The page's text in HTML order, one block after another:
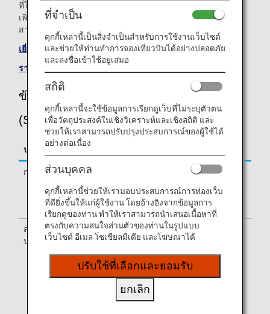
ที่ให้บริการจะบังคับใช้กับเที่ยวบินร่วมด้วย สำหรับรายละเอียด
เพิ่มเติม โปรดสอบถามในขณะทำการจอง หรือติดต่อสอบถาม
สายการบินที่ให้บริการที่เกี่ยวข้องโดยตรง
เยี่ยมชมเว็บไซต์ของ Scandinavian Airlines
.
รายการเที่ยวบินร่วม
ข้อมูลเที่ยวบินของ Scandinavian Airlines
(SK)
บริการ
การเช็คอิน
เช็คอินที่เคาน์เตอร์เช็คอินของ
Scandinavian Airlines (SK) โปรดตรวจ
สอบอาคารผู้โดยสารขาออกซึ่งระบุเอาไว้
บน e-Ticket ของท่าน
สายการบินที่ให้
บริการ
เที่ยวบินบางเที่ยวอาจให้บริการโดยสาย
การบินอื่น ซึ่งเป็นเที่ยวบินร่วมกับ
Scandinavian Airlines รวมถึง CityJet,
Regional Jet Ou dba Xfly, SAS Link AB,
SAS Connect, Jettime, และ Braathens
Regional Airways. โดยอาจมีบริการบาง
อย่างที่แตกต่างจากบริการของเที่ยวบิน
ที่จำเป็น
คุกกี้เหล่านี้เป็นสิ่งจำเป็นสำหรับการใช้งานเว็บไซต์
และช่วยให้ท่านทำการจองเที่ยวบินได้อย่างปลอดภัย
และลงชื่อเข้าใช้อยู่เสมอ
สถิติ
คุกกี้เหล่านี้จะใช้ข้อมูลการเรียกดูเว็บที่ไม่ระบุตัวตน
เพื่อวัตถุประสงค์ในเชิงวิเคราะห์และเชิงสถิติ และ
ช่วยให้เราสามารถปรับปรุงประสบการณ์ของผู้ใช้ได้
อย่างต่อเนื่อง
ส่วนบุคคล
คุกกี้เหล่านี้ช่วยให้เรามอบประสบการณ์การท่องเว็บ
ที่ดียิ่งขึ้นให้แก่ผู้ใช้งาน โดยอ้างอิงจากข้อมูลการ
เรียกดูของท่าน ทำให้เราสามารถนำเสนอเนื้อหาที่
ตรงกับความสนใจส่วนตัวของท่านในรูปแบบ
เว็บไซต์ อีเมล โซเชียลมีเดีย และโฆษณาได้
ปรับใช้ที่เลือกและยอมรับ
ยกเลิก